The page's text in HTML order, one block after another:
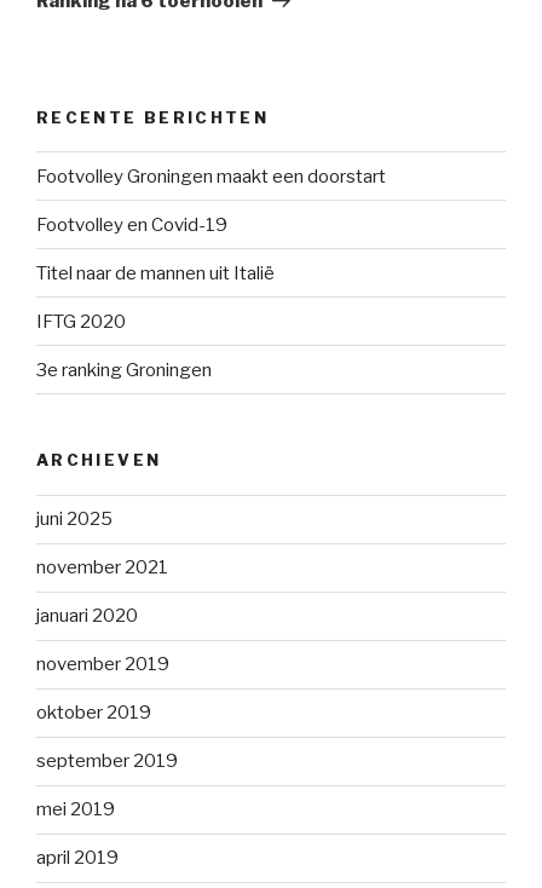
RECENTE BERICHTEN
Footvolley Groningen maakt een doorstart
Footvolley en Covid-19
Titel naar de mannen uit Italië
IFTG 2020
3e ranking Groningen
ARCHIEVEN
juni 2025
november 2021
januari 2020
november 2019
oktober 2019
september 2019
mei 2019
april 2019